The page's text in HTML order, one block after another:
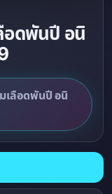
อดพันปี อนิ
เลือดพันปี อนิ